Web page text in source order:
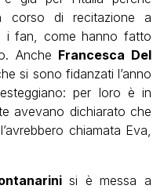
corso di recitazione a
i fan, come hanno fatto
Anche Francesca Del
si sono fidanzati l’anno
per loro è in
avevano dichiarato che
chiamata Eva,
si è messa a